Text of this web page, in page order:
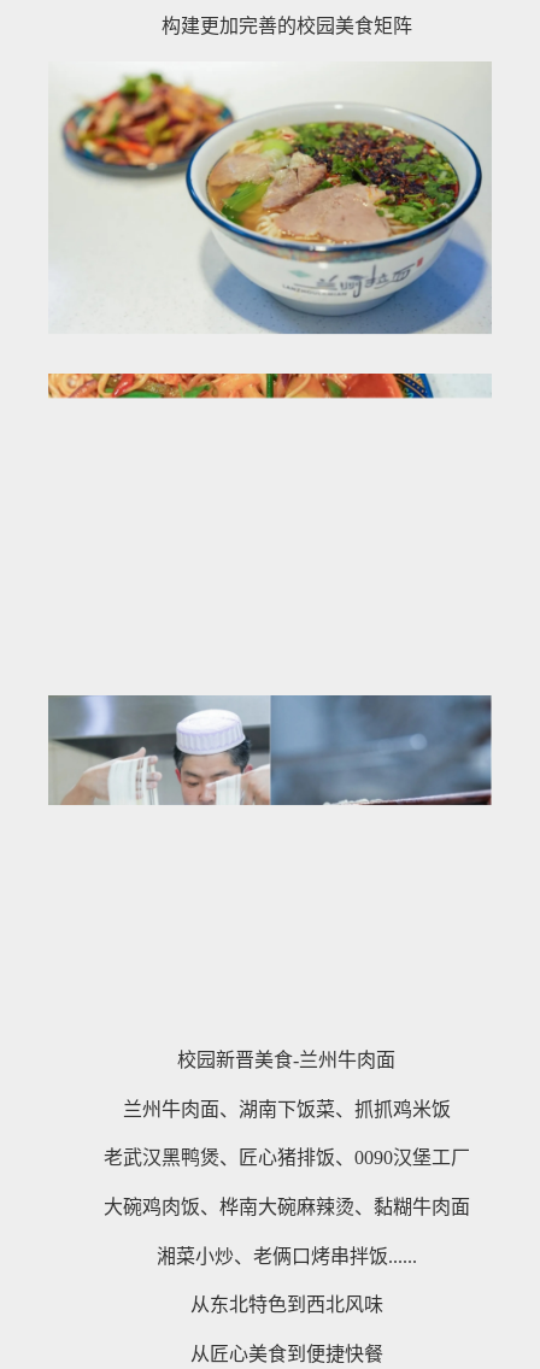
构建更加完善的校园美食矩阵
校园新晋美食-兰州牛肉面
兰州牛肉面、湖南下饭菜、抓抓鸡米饭
老武汉黑鸭煲、匠心猪排饭、0090汉堡工厂
大碗鸡肉饭、桦南大碗麻辣烫、黏糊牛肉面
湘菜小炒、老俩口烤串拌饭......
从东北特色到西北风味
从匠心美食到便捷快餐